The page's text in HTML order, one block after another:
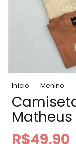
Início Menino
Matheus
R$49,90